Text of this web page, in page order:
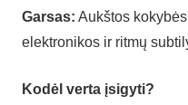
Garsas: Aukštos
elektronikos ir ritmų
Kodėl verta įsigyti?